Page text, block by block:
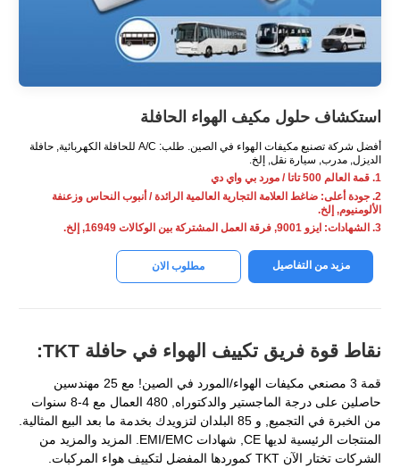
استكشاف حلول مكيف الهواء الحافلة
أفضل شركة تصنيع مكيفات الهواء في الصين. طلب: A/C للحافلة الكهربائية, حافلة
الديزل, مدرب, سيارة نقل, إلخ.
1. قمة العالم 500 تاتا / مورد بي واي دي
2. جودة أعلى: ضاغط العلامة التجارية العالمية الرائدة / أنبوب النحاس وزعنفة
الألومنيوم, إلخ.
3. الشهادات: ايزو 9001, فرقة العمل المشتركة بين الوكالات 16949, إلخ.
مزيد من التفاصيل مطلوب الان
نقاط قوة فريق تكييف الهواء في حافلة TKT:
قمة 3 مصنعي مكيفات الهواء/المورد في الصين! مع 25 مهندسين
حاصلين على درجة الماجستير والدكتوراه, 480 العمال مع 4-8 سنوات
من الخبرة في التجميع, و 85 البلدان لتزويدك بخدمة ما بعد البيع المثالية.
المنتجات الرئيسية لديها CE, شهادات EMI/EMC. المزيد والمزيد من
الشركات تختار الآن TKT كموردها المفضل لتكييف هواء المركبات.